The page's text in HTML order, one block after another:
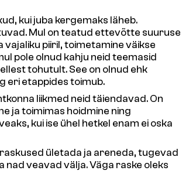
kui juba kergemaks läheb.
Mul on teatud ettevõtte suuruse
vajaliku piiril, toimetamine väikse
pole olnud kahju neid teemasid
tohutult. See on olnud ehk
eri etappides toimub.
liikmed neid täiendavad. On
ja toimimas hoidmine ning
kui ise ühel hetkel enam ei oska
ületada ja areneda, tugevad
veavad välja. Väga raske oleks